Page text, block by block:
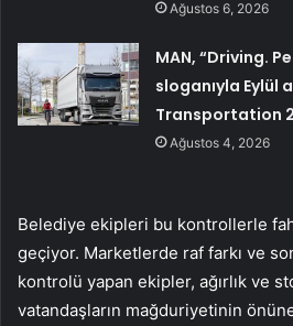
Ağustos 6, 2026
MAN, “Driving.
sloganıyla Eylül
Transportation
Ağustos 4, 2026
Belediye ekipleri bu kontrollerle
geçiyor. Marketlerde raf farkı ve
kontrolü yapan ekipler, ağırlık ve
vatandaşların mağduriyetinin